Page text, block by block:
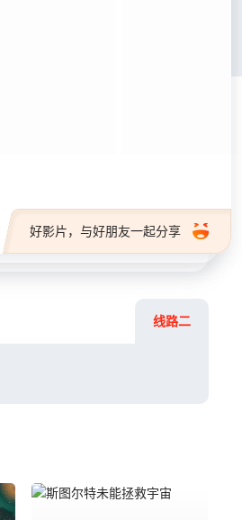
好影片，与好朋友一起分享
线路二